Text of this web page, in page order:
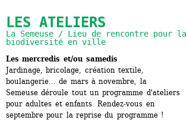
LES ATELIERS
La Semeuse / Lieu de rencontre pour la
biodiversité en ville
Les mercredis et/ou samedis
Jardinage, bricolage, création textile,
boulangerie... de mars à novembre, la
Semeuse déroule tout un programme d'ateliers
pour adultes et enfants. Rendez-vous en
septembre pour la reprise du programme !